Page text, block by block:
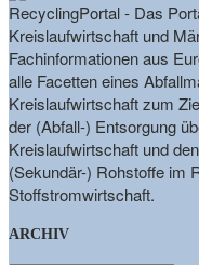
RecyclingPortal - Das
Kreislaufwirtschaft und
Fachinformationen aus
alle Facetten eines
Kreislaufwirtschaft zum
der (Abfall-) Entsorgung
Kreislaufwirtschaft und
(Sekundär-) Rohstoffe im
Stoffstromwirtschaft.
ARCHIV